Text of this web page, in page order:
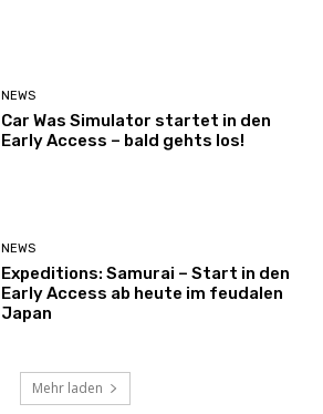
NEWS
Car Was Simulator startet in den
Early Access – bald gehts los!
NEWS
Expeditions: Samurai – Start in den
Early Access ab heute im feudalen
Japan
Mehr laden